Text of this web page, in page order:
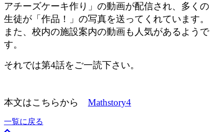
アチーズケーキ作り」の動画が配信され、多くの
生徒が「作品！」の写真を送ってくれています。
また、校内の施設案内の動画も人気があるようで
す。
それでは第4話をご一読下さい。
本文はこちらから Mathstory4
一覧に戻る